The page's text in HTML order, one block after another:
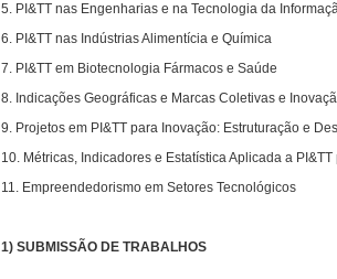
5. PI&TT nas Engenharias e na Tecnologia da
6. PI&TT nas Indústrias Alimentícia e Química
7. PI&TT em Biotecnologia Fármacos e Saúde
8. Indicações Geográficas e Marcas Coletivas e
9. Projetos em PI&TT para Inovação: Estruturação e
10. Métricas, Indicadores e Estatística Aplicada a
11. Empreendedorismo em Setores Tecnológicos
1) SUBMISSÃO DE TRABALHOS